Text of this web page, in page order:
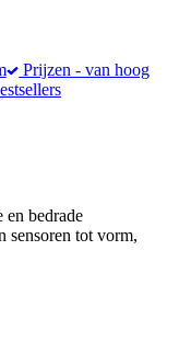
Prijzen - van hoog
bedrade
sensoren tot vorm,